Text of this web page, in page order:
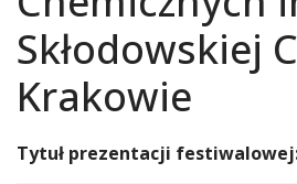
Skłodowskiej
Krakowie
Tytuł prezentacji